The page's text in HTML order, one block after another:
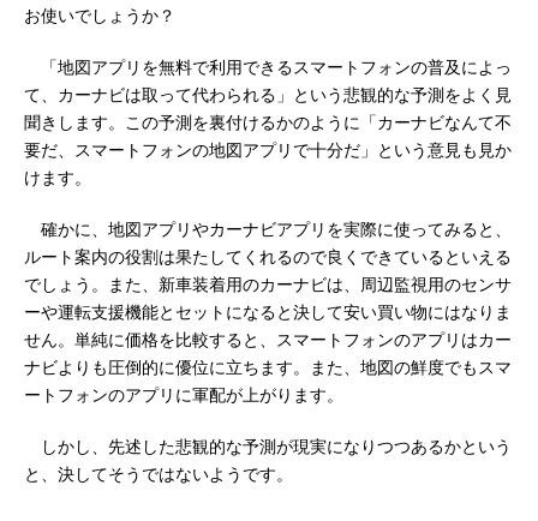
お使いでしょうか？
「地図アプリを無料で利用できるスマートフォンの普及によっ
て、カーナビは取って代わられる」という悲観的な予測をよく見
聞きします。この予測を裏付けるかのように「カーナビなんて不
要だ、スマートフォンの地図アプリで十分だ」という意見も見か
けます。
確かに、地図アプリやカーナビアプリを実際に使ってみると、
ルート案内の役割は果たしてくれるので良くできているといえる
でしょう。また、新車装着用のカーナビは、周辺監視用のセンサ
ーや運転支援機能とセットになると決して安い買い物にはなりま
せん。単純に価格を比較すると、スマートフォンのアプリはカー
ナビよりも圧倒的に優位に立ちます。また、地図の鮮度でもスマ
ートフォンのアプリに軍配が上がります。
しかし、先述した悲観的な予測が現実になりつつあるかという
と、決してそうではないようです。